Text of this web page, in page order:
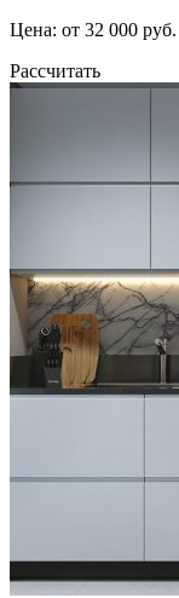
Цена: от 32 000 руб.
Рассчитать